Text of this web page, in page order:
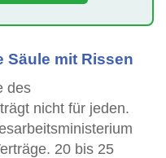
Säule mit Rissen
des
nicht für jeden.
20 bis 25